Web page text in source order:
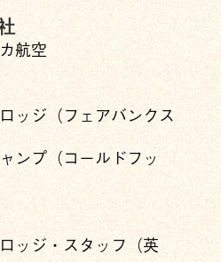
航空
ッジ（フェアバンクス
ンプ（コールドフッ
ッジ・スタッフ（英